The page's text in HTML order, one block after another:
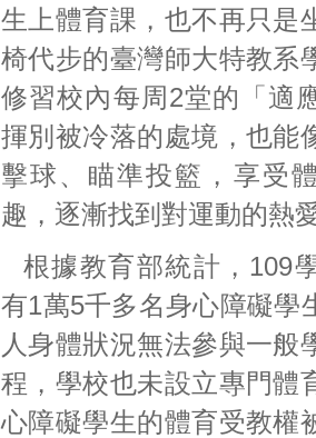
生上體育課，也不再只是
椅代步的臺灣師大特教系
修習校內每周2堂的「適
揮別被冷落的處境，也能
擊球、瞄準投籃，享受
趣，逐漸找到對運動的熱
根據教育部統計，109
有1萬5千多名身心障礙學
人身體狀況無法參與一般
程，學校也未設立專門體
心障礙學生的體育受教權